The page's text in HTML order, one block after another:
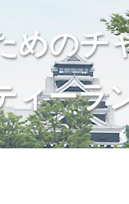
めの
ーラ